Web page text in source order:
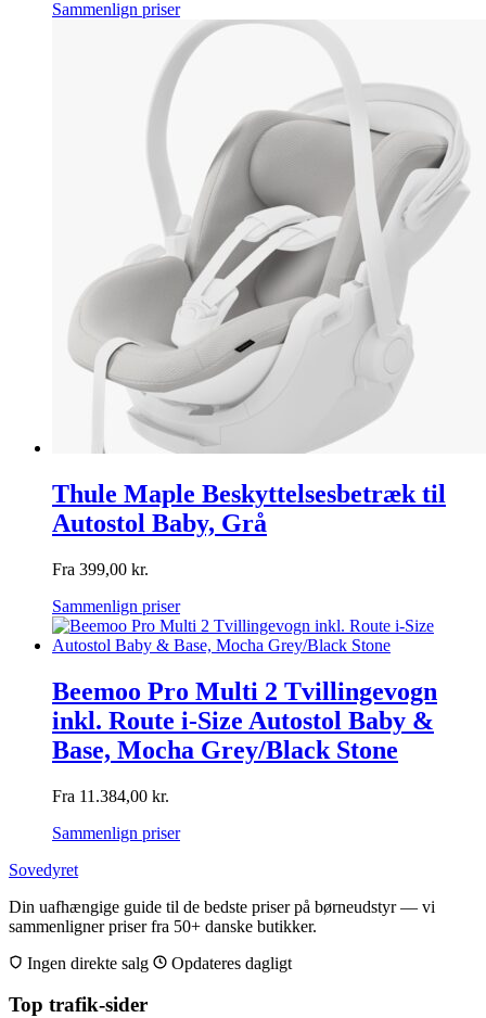
Sammenlign priser
Thule Maple Beskyttelsesbetræk til
Autostol Baby, Grå
Fra 399,00 kr.
Sammenlign priser
Beemoo Pro Multi 2 Tvillingevogn
inkl. Route i-Size Autostol Baby &
Base, Mocha Grey/Black Stone
Fra 11.384,00 kr.
Sammenlign priser
Sovedyret
Din uafhængige guide til de bedste priser på børneudstyr — vi
sammenligner priser fra 50+ danske butikker.
Ingen direkte salg
Opdateres dagligt
Top trafik-sider